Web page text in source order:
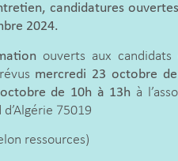
candidatures
2024.
ouverts aux candidats
mercredi 23 octobre
de 10h à 13h à
75019
ressources)